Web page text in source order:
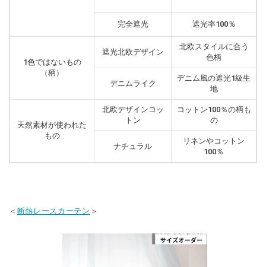
完全遮光 遮光率100％
1色ではないもの
（柄）
遮光北欧デザイン
北欧スタイルに合う
色柄
デニムライク
デニム風の遮光1級生
地
天然素材が使われた
もの
北欧デザインコッ
トン
コットン100％の柄も
の
ナチュラル
リネンやコットン
100％
＜ 断熱レースカーテン ＞